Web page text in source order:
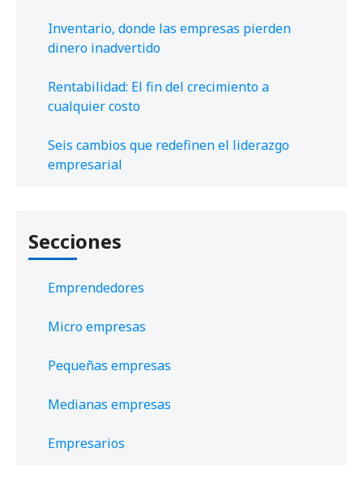
Inventario, donde las empresas pierden
dinero inadvertido
Rentabilidad: El fin del crecimiento a
cualquier costo
Seis cambios que redefinen el liderazgo
empresarial
Secciones
Emprendedores
Micro empresas
Pequeñas empresas
Medianas empresas
Empresarios